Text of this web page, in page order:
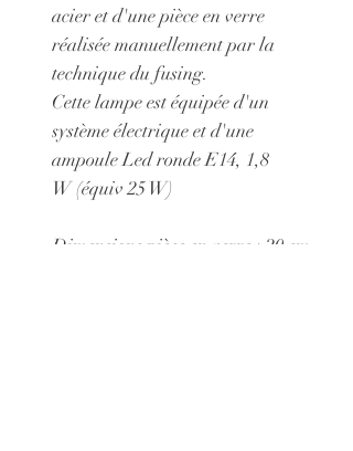
acier et d'une pièce en verre
réalisée manuellement par la
technique du fusing.
Cette lampe est équipée d'un
système électrique et d'une
ampoule Led ronde E14, 1,8
W (équiv 25 W)
Dimensions pièce en verre : 20 cm